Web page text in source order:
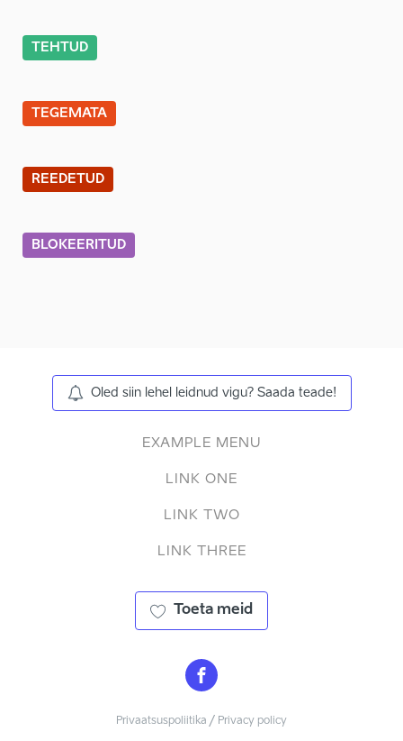
TEHTUD
TEGEMATA
REEDETUD
BLOKEERITUD
Oled siin lehel leidnud vigu? Saada teade!
EXAMPLE MENU
LINK ONE
LINK TWO
LINK THREE
Toeta meid
Privaatsuspoliitika / Privacy policy